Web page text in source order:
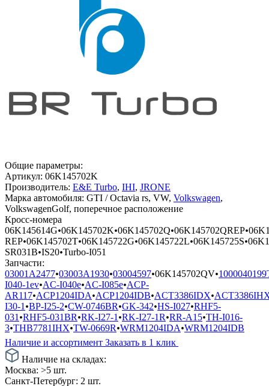
Общие параметры:
Артикул: 06K145702K
Производитель: E&E Turbo, IHI, JRONE
Марка автомобиля: GTI / Octavia rs, VW, Volkswagen,
VolkswagenGolf, поперечное расположение
Кросс-номера
06K145614G•06K145702K•06K145702Q•06K145702QREP•
REP•06K145702T•06K145722G•06K145722L•06K145725S•
SR031B•IS20•Turbo-I051
Запчасти:
03001A2477•03003A1930•03004597•06K145702QV•
I040-1ev•AC-I040e•AC-I085e•ACP-
AR117•ACP1204IDA•ACP1204IDB•ACT3386IDX•
I30-1 •BP-I25-2•CW-0746BR•GK-342•HS-I027•RHF5-
031 •RHF5-031BR•RK-I27-1 •RK-I27-1R•RR-A15•TH-I016-
3•THB7781IHX•TW-0669R•WRM1204IDA•WRM1204IDB
Наличие и ассортимент Заказать в 1 клик
Наличие на складах:
Москва: >5 шт.
Санкт-Петербург: 2 шт.